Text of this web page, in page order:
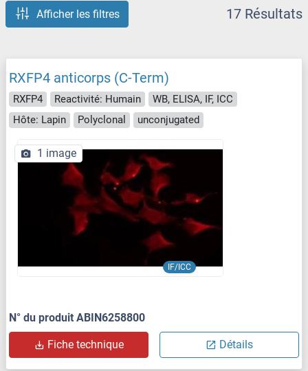
Afficher les filtres 17 Résultats
RXFP4 anticorps (C-Term)
RXFP4 Reactivité: Humain
WB, ELISA, IF, ICC
Hôte: Lapin
Polyclonal unconjugated
IF/ICC
1 image
N° du produit ABIN6258800
Fiche technique Détails